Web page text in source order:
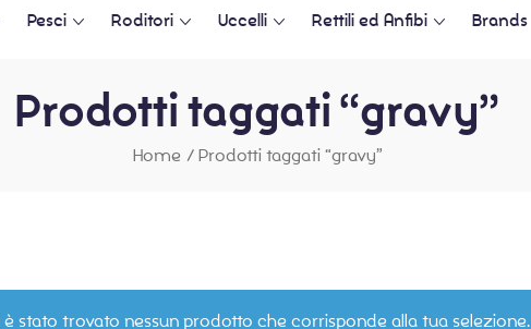
Pesci Roditori Uccelli Rettili ed Anfibi Brands
Prodotti taggati “gravy”
Home / Prodotti taggati “gravy”
è stato trovato nessun prodotto che corrisponde alla tua selezione.